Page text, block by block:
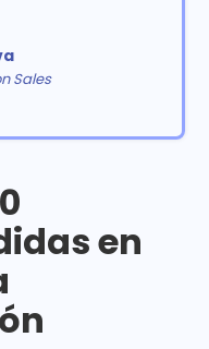
Sales
en